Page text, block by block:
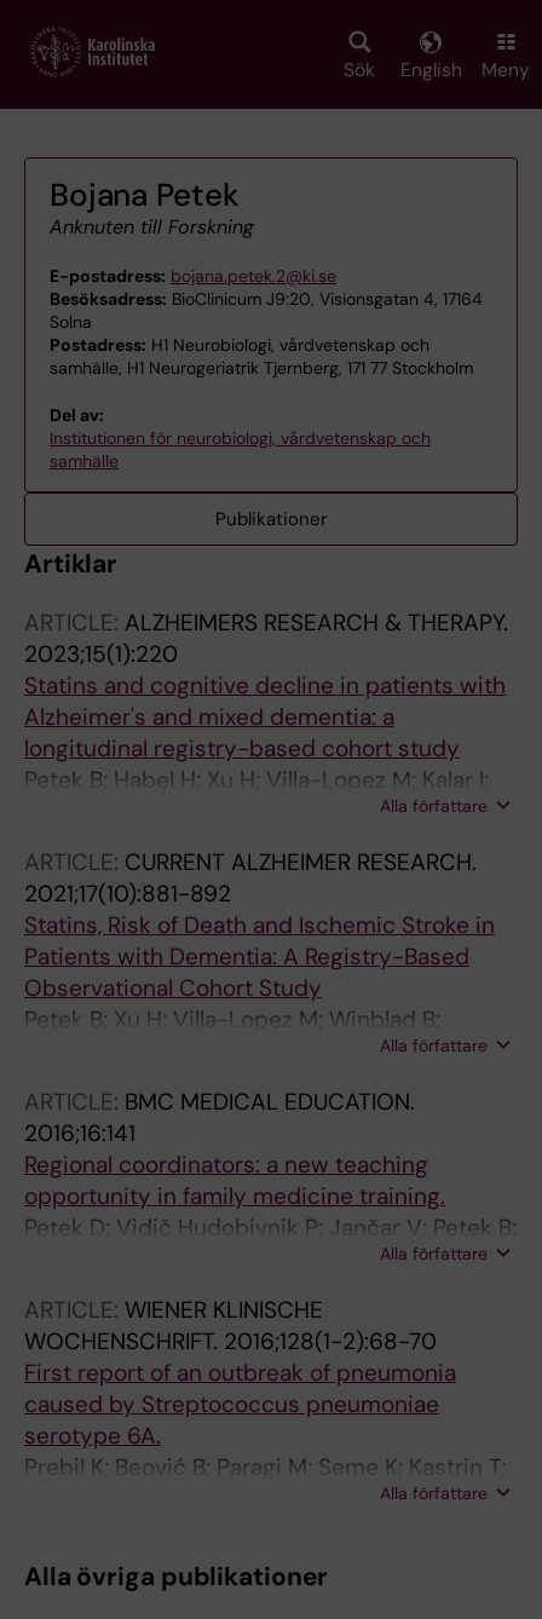
main
Sök English Meny
Bojana Petek
Anknuten till Forskning
E-postadress: bojana.petek.2@ki.se
Besöksadress: BioClinicum J9:20, Visionsgatan 4, 17164
Solna
Postadress: H1 Neurobiologi, vårdvetenskap och
samhälle, H1 Neurogeriatrik Tjernberg, 171 77 Stockholm
Del av:
Institutionen för neurobiologi, vårdvetenskap och
samhälle
Publikationer
Artiklar
ARTICLE: ALZHEIMERS RESEARCH & THERAPY.
2023;15(1):220
Statins and cognitive decline in patients with
Alzheimer's and mixed dementia: a
longitudinal registry-based cohort study
Petek B; Habel H; Xu H; Villa-Lopez M; Kalar I;
Hoang MT; Maioli S; Pereira JB; Mostafaei S;
Eriksdotter M; Garcia-Ptacek S
Alla författare
ARTICLE: CURRENT ALZHEIMER RESEARCH.
2021;17(10):881-892
Statins, Risk of Death and Ischemic Stroke in
Patients with Dementia: A Registry-Based
Observational Cohort Study
Petek B; Xu H; Villa-Lopez M; Winblad B;
Kramberger MG; Eriksdotter M; Garcia-Ptacek
Alla författare
ARTICLE: BMC MEDICAL EDUCATION.
2016;16:141
Regional coordinators: a new teaching
opportunity in family medicine training.
Petek D; Vidič Hudobivnik P; Jančar V; Petek B;
Alla författare
ARTICLE: WIENER KLINISCHE
WOCHENSCHRIFT. 2016;128(1-2):68-70
First report of an outbreak of pneumonia
caused by Streptococcus pneumoniae
serotype 6A.
Prebil K; Beović B; Paragi M; Seme K; Kastrin T;
Alla författare
Alla övriga publikationer